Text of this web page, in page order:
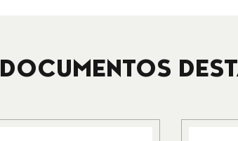
DOCUMENTOS